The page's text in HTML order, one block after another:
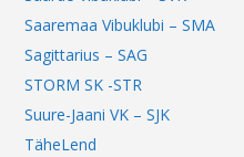
Saaremaa Vibuklubi – SMA
Sagittarius – SAG
STORM SK -STR
Suure-Jaani VK – SJK
TäheLend